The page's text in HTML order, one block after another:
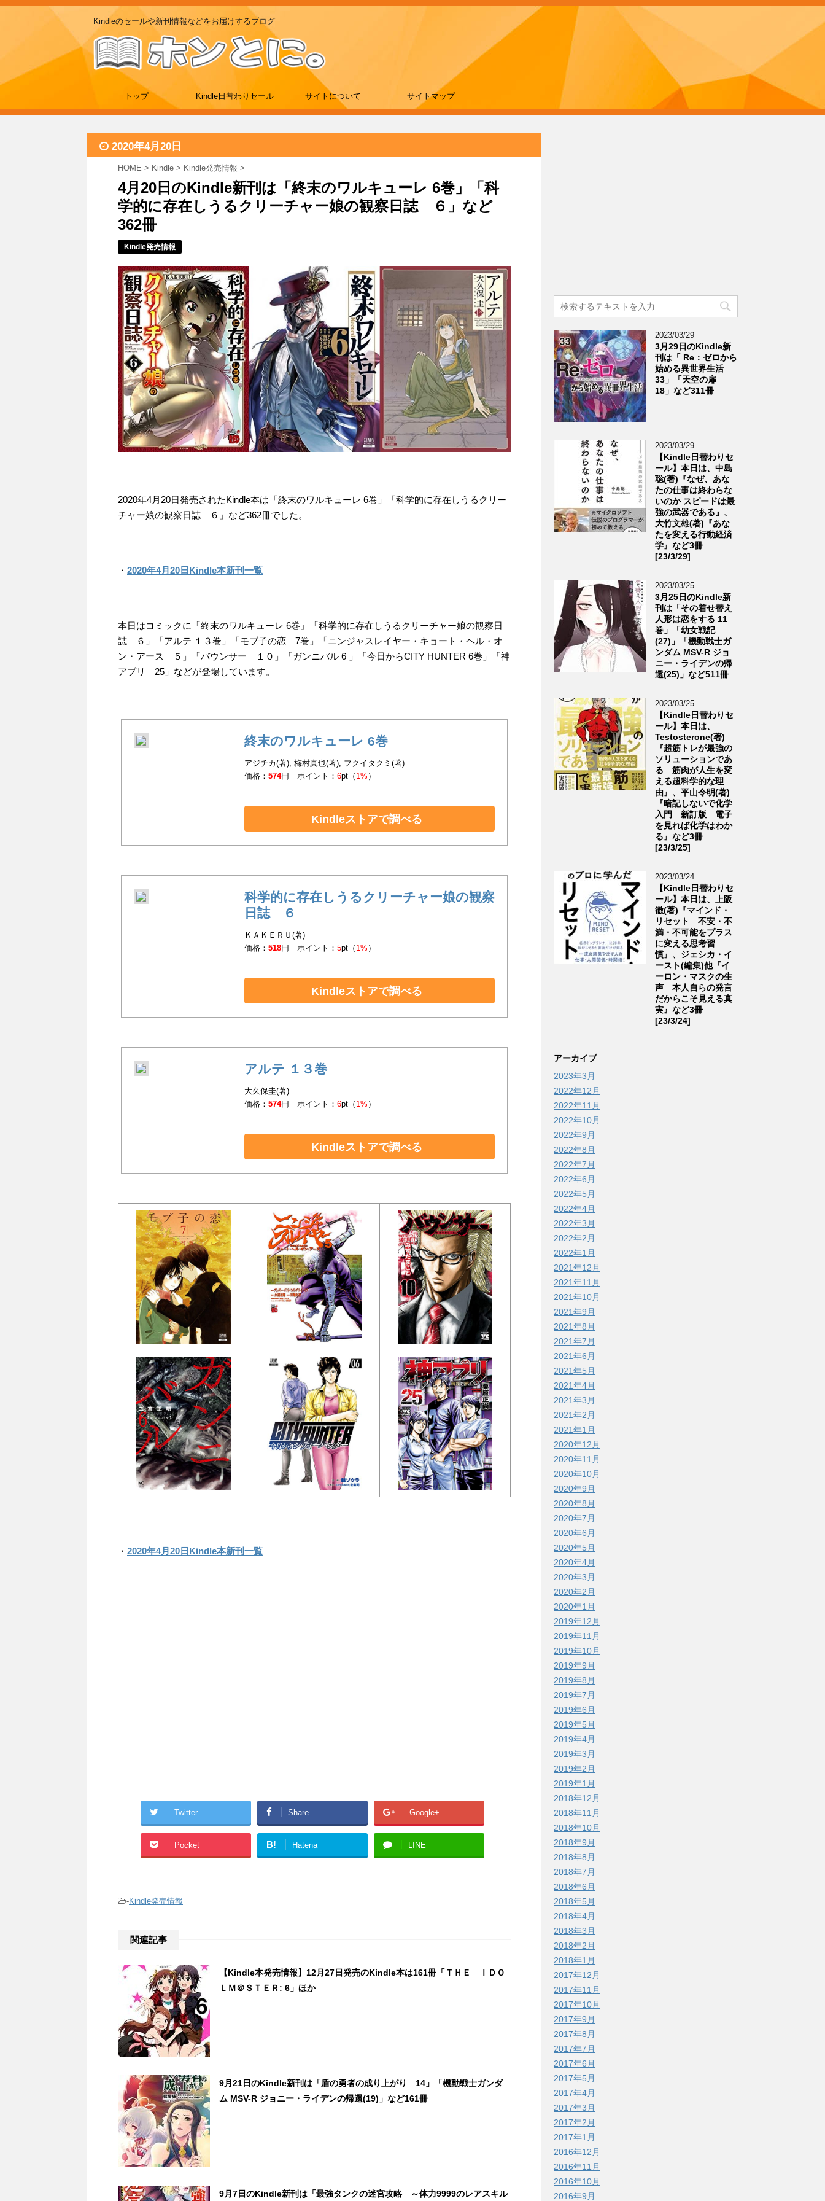
Kindleのセールや新刊情報などをお届けするブログ
トップ Kindle日替わりセール サイトについて サイトマップ
2020年4月20日
HOME > Kindle > Kindle発売情報 >
4月20日のKindle新刊は「終末のワルキューレ 6巻」「科
学的に存在しうるクリーチャー娘の観察日誌 ６」など
362冊
Kindle発売情報
2020年4月20日発売されたKindle本は「終末のワルキューレ 6巻」「科学的に存在しうるクリー
チャー娘の観察日誌 ６」など362冊でした。
・ 2020年4月20日Kindle本新刊一覧
本日はコミックに「終末のワルキューレ 6巻」「科学的に存在しうるクリーチャー娘の観察日
誌 ６」「アルテ １３巻」「モブ子の恋 7巻」「ニンジャスレイヤー・キョート・ヘル・オ
ン・アース ５」「バウンサー １０」「ガンニバル 6 」「今日からCITY HUNTER 6巻」「神
アプリ 25」などが登場しています。
終末のワルキューレ 6巻
アジチカ(著), 梅村真也(著), フクイタクミ(著)
価格：574円 ポイント：6pt（ 1% ）
Kindleストアで調べる
科学的に存在しうるクリーチャー娘の観察
日誌 ６
ＫＡＫＥＲＵ(著)
価格：518円 ポイント：5pt（ 1% ）
Kindleストアで調べる
アルテ １３巻
大久保圭(著)
価格：574円 ポイント：6pt（ 1% ）
Kindleストアで調べる
・ 2020年4月20日Kindle本新刊一覧
Twitter Share Google+
Pocket B! Hatena LINE
-Kindle発売情報
関連記事
【Kindle本発売情報】12月27日発売のKindle本は161冊「ＴＨＥ ＩＤＯ
ＬＭ＠ＳＴＥＲ: 6」ほか
9月21日のKindle新刊は「盾の勇者の成り上がり 14」「機動戦士ガンダ
ム MSV-R ジョニー・ライデンの帰還(19)」など161冊
9月7日のKindle新刊は「最強タンクの迷宮攻略 ～体力9999のレアスキル
2023/03/29
3月29日のKindle新
刊は「 Re：ゼロから
始める異世界生活
33」「天空の扉
18」など311冊
2023/03/29
【Kindle日替わりセ
ール】本日は、中島
聡(著)『なぜ、あな
たの仕事は終わらな
いのか スピードは最
強の武器である』、
大竹文雄(著)『あな
たを変える行動経済
学』など3冊
[23/3/29]
2023/03/25
3月25日のKindle新
刊は「その着せ替え
人形は恋をする 11
巻」「幼女戦記
(27)」「機動戦士ガ
ンダム MSV-R ジョ
ニー・ライデンの帰
還(25)」など511冊
2023/03/25
【Kindle日替わりセ
ール】本日は、
Testosterone(著)
『超筋トレが最強の
ソリューションであ
る 筋肉が人生を変
える超科学的な理
由』、平山令明(著)
『暗記しないで化学
入門 新訂版 電子
を見れば化学はわか
る』など3冊
[23/3/25]
2023/03/24
【Kindle日替わりセ
ール】本日は、上阪
徹(著)『マインド・
リセット 不安・不
満・不可能をプラス
に変える思考習
慣』、ジェシカ・イ
ースト(編集)他『イ
ーロン・マスクの生
声 本人自らの発言
だからこそ見える真
実』など3冊
[23/3/24]
アーカイブ
2023年3月
2022年12月
2022年11月
2022年10月
2022年9月
2022年8月
2022年7月
2022年6月
2022年5月
2022年4月
2022年3月
2022年2月
2022年1月
2021年12月
2021年11月
2021年10月
2021年9月
2021年8月
2021年7月
2021年6月
2021年5月
2021年4月
2021年3月
2021年2月
2021年1月
2020年12月
2020年11月
2020年10月
2020年9月
2020年8月
2020年7月
2020年6月
2020年5月
2020年4月
2020年3月
2020年2月
2020年1月
2019年12月
2019年11月
2019年10月
2019年9月
2019年8月
2019年7月
2019年6月
2019年5月
2019年4月
2019年3月
2019年2月
2019年1月
2018年12月
2018年11月
2018年10月
2018年9月
2018年8月
2018年7月
2018年6月
2018年5月
2018年4月
2018年3月
2018年2月
2018年1月
2017年12月
2017年11月
2017年10月
2017年9月
2017年8月
2017年7月
2017年6月
2017年5月
2017年4月
2017年3月
2017年2月
2017年1月
2016年12月
2016年11月
2016年10月
2016年9月